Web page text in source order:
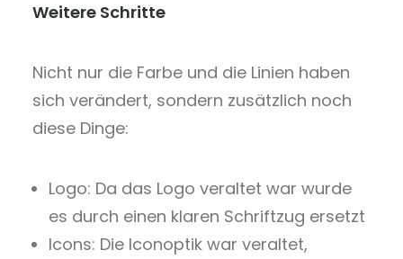
Weitere Schritte
Nicht nur die Farbe und die Linien haben
sich verändert, sondern zusätzlich noch
diese Dinge:
Logo: Da das Logo veraltet war wurde
es durch einen klaren Schriftzug ersetzt
Icons: Die Iconoptik war veraltet,